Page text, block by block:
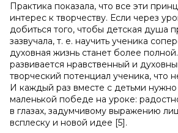
Практика показала, что все эти
интерес к творчеству. Если через
добиться того, чтобы детская душа
зазвучала, т. е. научить ученика
духовная жизнь станет более
развивается нравственный и
творческий потенциал ученика, что
И каждый раз вместе с детьми нужно
маленькой победе на уроке:
в глазах, задумчивому выражению
всплеску и новой идее [5].